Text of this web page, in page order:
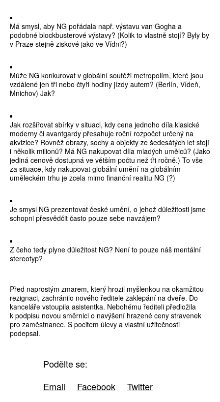
Má smysl, aby NG pořádala např. výstavu van Gogha a
podobné blockbusterové výstavy? (Kolik to vlastně stojí? Byly by
v Praze stejně ziskové jako ve Vídni?)
Může NG konkurovat v globální soutěži metropolím, které jsou
vzdálené jen tři nebo čtyři hodiny jízdy autem? (Berlín, Vídeň,
Mnichov) Jak?
Jak rozšiřovat sbírky v situaci, kdy cena jednoho díla klasické
moderny či avantgardy přesahuje roční rozpočet určený na
akvizice? Rovněž obrazy, sochy a objekty ze šedesátých let stojí
i několik milionů? Má NG nakupovat díla mladých umělců? (Jako
jediná cenově dostupná ve větším počtu než tři ročně.) To vše
za situace, kdy nakupovat globální umění na globálním
uměleckém trhu je zcela mimo finanční realitu NG (?)
Je smysl NG prezentovat české umění, o jehož důležitosti jsme
schopni přesvědčit často pouze sebe navzájem?
Z čeho tedy plyne důležitost NG? Není to pouze náš mentální
stereotyp?
Před naprostým zmarem, který hrozil myšlenkou na okamžitou
rezignaci, zachránilo nového ředitele zaklepání na dveře. Do
kanceláře vstoupila asistentka. Nebohému řediteli předložila
k podpisu novou směrnici o navýšení hrazené ceny stravenek
pro zaměstnance. S pocitem úlevy a vlastní užitečnosti
podepsal.
Podělte se:
Email
Facebook Twitter